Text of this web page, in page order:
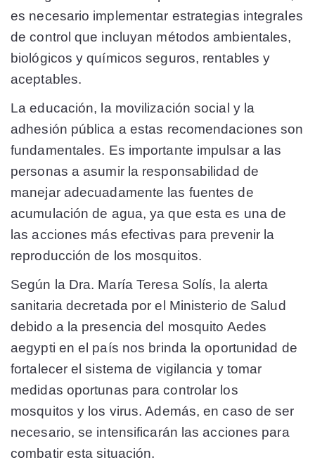
es necesario implementar estrategias integrales
de control que incluyan métodos ambientales,
biológicos y químicos seguros, rentables y
aceptables.
La educación, la movilización social y la
adhesión pública a estas recomendaciones son
fundamentales. Es importante impulsar a las
personas a asumir la responsabilidad de
manejar adecuadamente las fuentes de
acumulación de agua, ya que esta es una de
las acciones más efectivas para prevenir la
reproducción de los mosquitos.
Según la Dra. María Teresa Solís, la alerta
sanitaria decretada por el Ministerio de Salud
debido a la presencia del mosquito Aedes
aegypti en el país nos brinda la oportunidad de
fortalecer el sistema de vigilancia y tomar
medidas oportunas para controlar los
mosquitos y los virus. Además, en caso de ser
necesario, se intensificarán las acciones para
combatir esta situación.